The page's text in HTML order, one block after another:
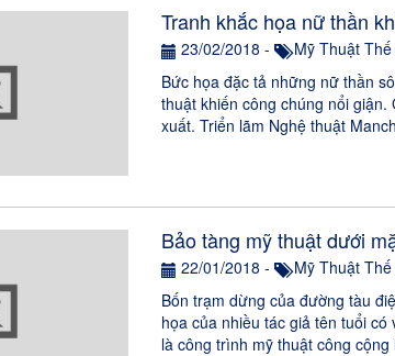
Tranh khắc họa nữ thần
23/02/2018 -
Mỹ Thuật
Bức họa đặc tả những nữ thần
thuật khiến công chúng nổi giận.
xuất. Triển lãm Nghệ thuật
Bảo tàng mỹ thuật dưới
22/01/2018 -
Mỹ Thuật
Bốn trạm dừng của đường tàu
họa của nhiều tác giả tên tuổi
là công trình mỹ thuật công